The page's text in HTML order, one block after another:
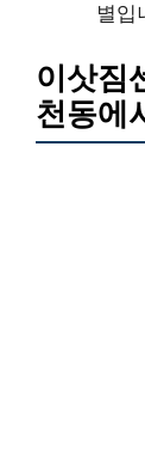
별입
이삿짐
천동에